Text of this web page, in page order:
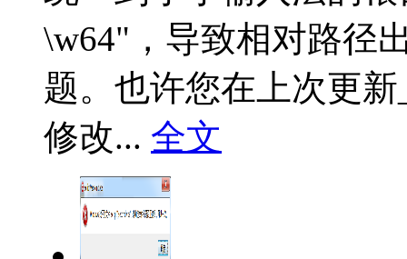
\w64"，导致相对路径
题。也许您在上次更
修改... 全文